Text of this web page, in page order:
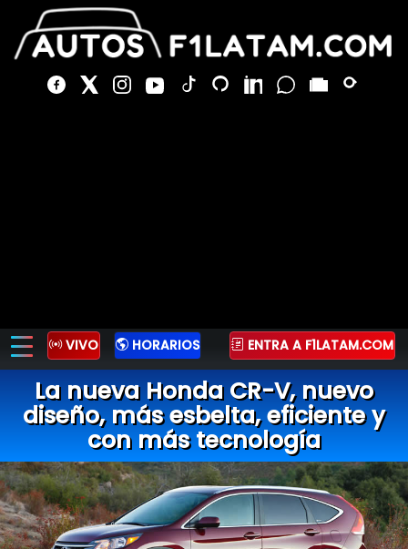
VIVO HORARIOS ENTRA A F1LATAM.COM
La nueva Honda CR-V, nuevo
diseño, más esbelta, eficiente y
con más tecnología